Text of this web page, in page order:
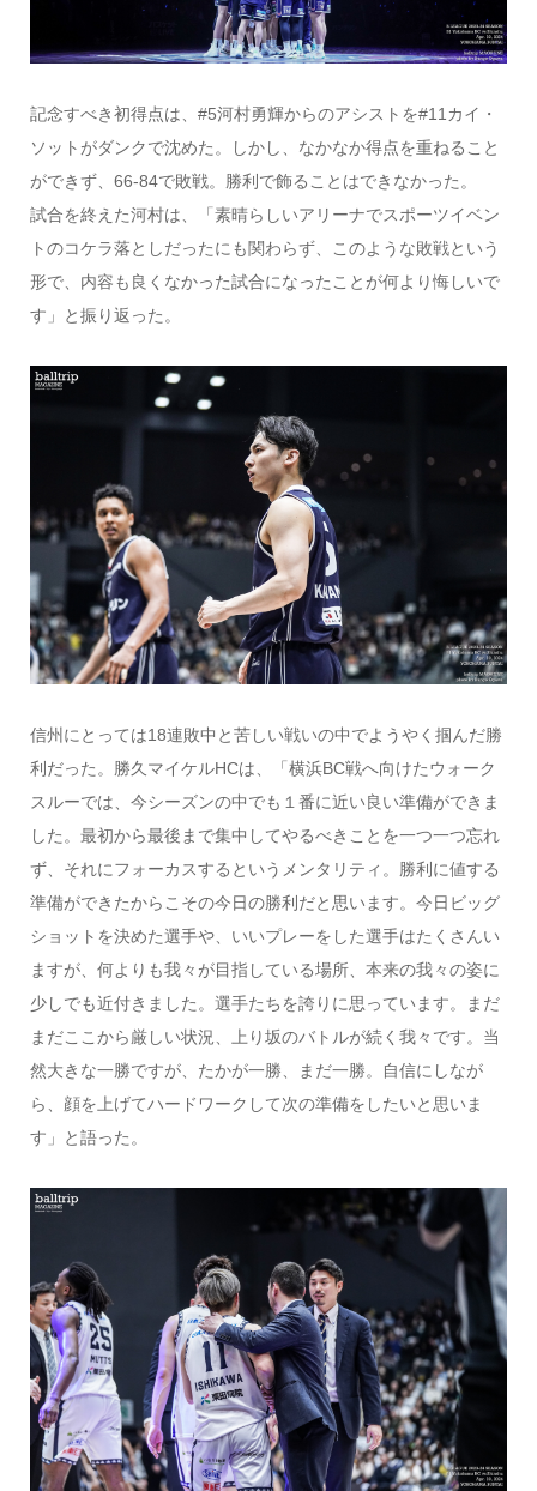
記念すべき初得点は、#5河村勇輝からのアシストを#11カイ・
ソットがダンクで沈めた。しかし、なかなか得点を重ねること
ができず、66-84で敗戦。勝利で飾ることはできなかった。
試合を終えた河村は、「素晴らしいアリーナでスポーツイベン
トのコケラ落としだったにも関わらず、このような敗戦という
形で、内容も良くなかった試合になったことが何より悔しいで
す」と振り返った。
信州にとっては18連敗中と苦しい戦いの中でようやく掴んだ勝
利だった。勝久マイケルHCは、「横浜BC戦へ向けたウォーク
スルーでは、今シーズンの中でも１番に近い良い準備ができま
した。最初から最後まで集中してやるべきことを一つ一つ忘れ
ず、それにフォーカスするというメンタリティ。勝利に値する
準備ができたからこその今日の勝利だと思います。今日ビッグ
ショットを決めた選手や、いいプレーをした選手はたくさんい
ますが、何よりも我々が目指している場所、本来の我々の姿に
少しでも近付きました。選手たちを誇りに思っています。まだ
まだここから厳しい状況、上り坂のバトルが続く我々です。当
然大きな一勝ですが、たかが一勝、まだ一勝。自信にしなが
ら、顔を上げてハードワークして次の準備をしたいと思いま
す」と語った。